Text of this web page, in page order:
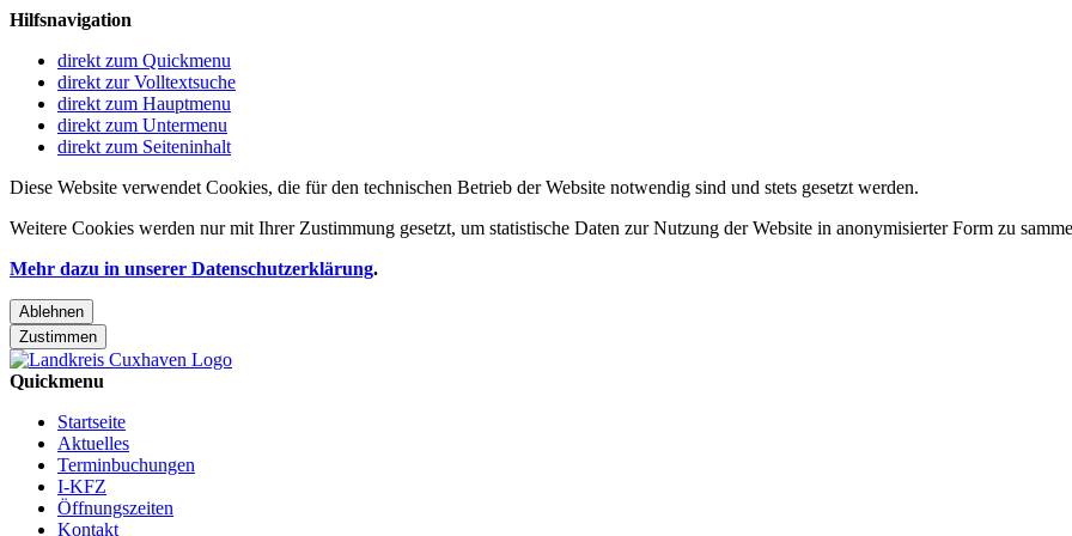
Hilfsnavigation
direkt zum Quickmenu
direkt zur Volltextsuche
direkt zum Hauptmenu
direkt zum Untermenu
direkt zum Seiteninhalt
Diese Website verwendet Cookies, die für den technischen Betrieb der Website notwendig sind und stets gesetzt werden.
Weitere Cookies werden nur mit Ihrer Zustimmung gesetzt, um statistische Daten zur Nutzung der Website in anonymisierter Form zu
Mehr dazu in unserer Datenschutzerklärung.
Ablehnen
Zustimmen
Quickmenu
Startseite
Aktuelles
Terminbuchungen
I-KFZ
Öffnungszeiten
Kontakt